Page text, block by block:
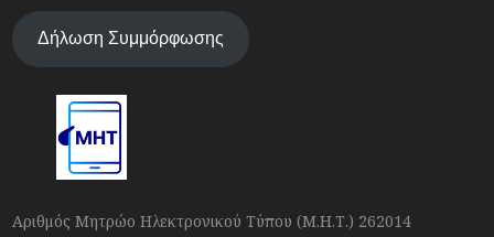
Δήλωση Συμμόρφωσης
Αριθμός Μητρώο Ηλεκτρονικού Τύπου (Μ.Η.Τ.) 262014